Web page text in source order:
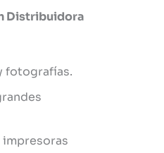
Distribuidora
fotografías.